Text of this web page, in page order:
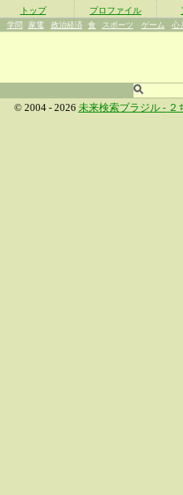
トップ プロファイル
学問 家電 政治経済 食 スポーツ ゲーム 心
© 2004 - 2026 未来検索ブラジル - ２